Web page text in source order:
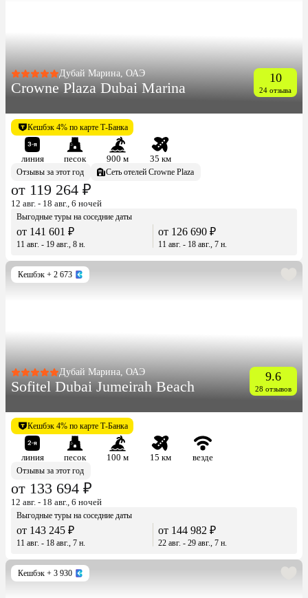
Дубай Марина, ОАЭ
Crowne Plaza Dubai Marina
10
24 отзыва
Кешбэк 4% по карте Т-Банка
линия песок 900 м
35 км
Отзывы за этот год
Сеть отелей Crowne Plaza
от 119 264 ₽
12 авг. - 18 авг., 6 ночей
Выгодные туры на соседние даты
от 141 601 ₽
11 авг. - 19 авг., 8 н.
от 126 690 ₽
11 авг. - 18 авг., 7 н.
Кешбэк + 2 673
Дубай Марина, ОАЭ
Sofitel Dubai Jumeirah Beach
9.6
28 отзывов
Кешбэк 4% по карте Т-Банка
линия песок 100 м 15 км
везде
Отзывы за этот год
от 133 694 ₽
12 авг. - 18 авг., 6 ночей
Выгодные туры на соседние даты
от 143 245 ₽
11 авг. - 18 авг., 7 н.
от 144 982 ₽
22 авг. - 29 авг., 7 н.
Кешбэк + 3 930